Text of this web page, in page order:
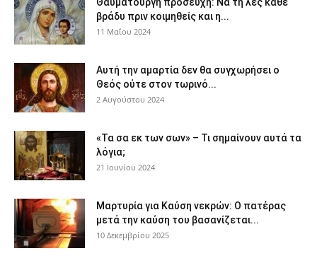
Θαυματουργή προσευχή: Να τη λες κάθε
βράδυ πριν κοιμηθείς και η...
11 Μαΐου 2024
Αυτή την αμαρτία δεν θα συγχωρήσει ο
Θεός ούτε στον τωρινό...
2 Αυγούστου 2024
«Τα σα εκ των σων» – Τι σημαίνουν αυτά τα
λόγια;
21 Ιουνίου 2024
Μαρτυρία για Καύση νεκρών: Ο πατέρας
μετά την καύση του βασανίζεται...
10 Δεκεμβρίου 2025